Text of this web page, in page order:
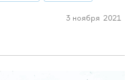
3 ноября 2021